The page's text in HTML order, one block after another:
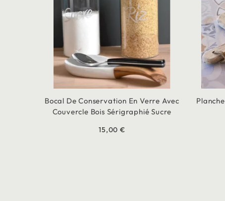
Bocal De Conservation En Verre Avec
Couvercle Bois Sérigraphié Sucre
15,00 €